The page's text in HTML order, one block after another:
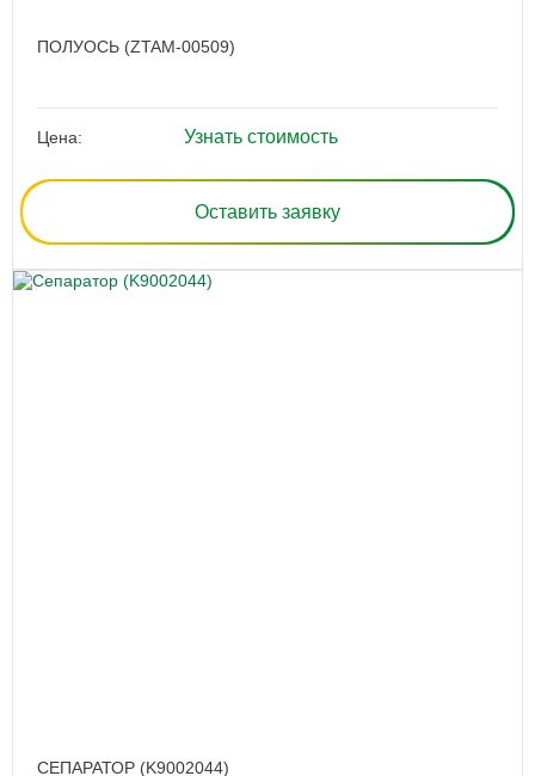
ПОЛУОСЬ (ZTAM-00509)
Цена: Узнать стоимость
Оставить заявку
СЕПАРАТОР (K9002044)